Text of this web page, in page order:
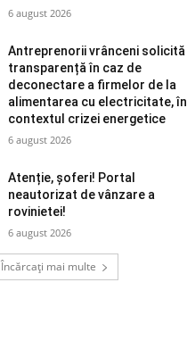
6 august 2026
Antreprenorii vrânceni solicită
transparență în caz de
deconectare a firmelor de la
alimentarea cu electricitate, în
contextul crizei energetice
6 august 2026
Atenție, șoferi! Portal
neautorizat de vânzare a
rovinietei!
6 august 2026
Încărcați mai multe